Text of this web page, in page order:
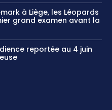
à Liège, les Léopards
grand examen avant la
reportée au 4 juin